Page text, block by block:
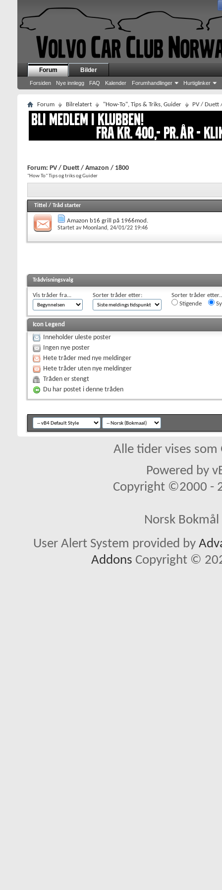
Forum
Forsiden Nye innlegg FAQ Kalender Forumhandlinger Hurtiglinker
Bilder
Forum Bilrelatert "How-To", Tips & Triks, Guider PV / Duett
Forum: PV / Duett / Amazon / 1800
"How To" Tips og triks og Guider
Tittel / Tråd starter
Amazon b16 grill på 1966mod.
Startet av Moonland, 24/01/22 19:46
Trådvisningsvalg
Vis tråder fra... Sorter tråder etter:
Sorter tråder
Stigende
Icon Legend
Inneholder uleste poster
Ingen nye poster
Hete tråder med nye meldinger
Hete tråder uten nye meldinger
Tråden er stengt
Du har postet i denne tråden
Alle tider vises som
Powered by
Copyright ©2000 -
Norsk
User Alert System provided by
Addons Copyright ©